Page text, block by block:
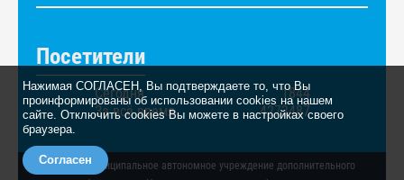
Нажимая СОГЛАСЕН, Вы подтверждаете то, что Вы
проинформированы об использовании cookies на нашем
сайте. Отключить cookies Вы можете в настройках своего
браузера.
Согласен
Посетители
Сегодня
1844
За всё время
4273487
© 2026. Муниципальное автономное учреждение дополнительного